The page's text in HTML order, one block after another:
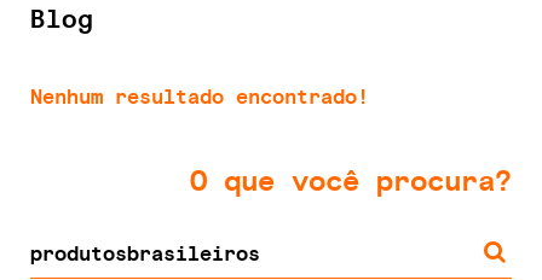
Blog
Nenhum resultado encontrado!
O que você procura?